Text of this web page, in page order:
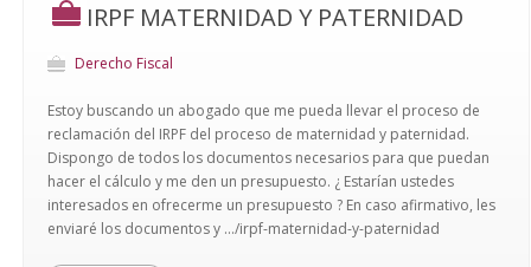
IRPF MATERNIDAD Y PATERNIDAD
Derecho Fiscal
Estoy buscando un abogado que me pueda llevar el proceso de
reclamación del IRPF del proceso de maternidad y paternidad.
Dispongo de todos los documentos necesarios para que puedan
hacer el cálculo y me den un presupuesto. ¿ Estarían ustedes
interesados en ofrecerme un presupuesto ? En caso afirmativo, les
enviaré los documentos y .../irpf-maternidad-y-paternidad